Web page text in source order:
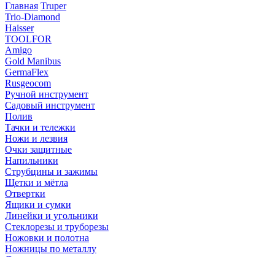
Главная Truper
Trio-Diamond
Haisser
TOOLFOR
Amigo
Gold Manibus
GermaFlex
Rusgeocom
Ручной инструмент
Садовый инструмент
Полив
Тачки и тележки
Ножи и лезвия
Очки защитные
Напильники
Струбцины и зажимы
Щетки и мётла
Отвертки
Ящики и сумки
Линейки и угольники
Стеклорезы и труборезы
Ножовки и полотна
Ножницы по металлу